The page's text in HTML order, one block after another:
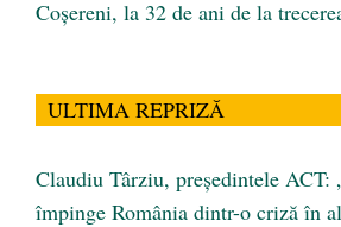
Coșereni, la 32 de ani de la
ULTIMA REPRIZĂ
Claudiu Târziu, președintele ACT:
împinge România dintr-o criză în